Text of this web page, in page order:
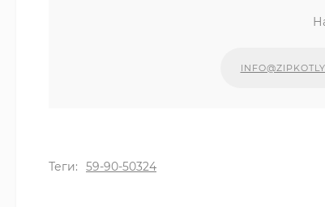
Теги: 59-90-50324